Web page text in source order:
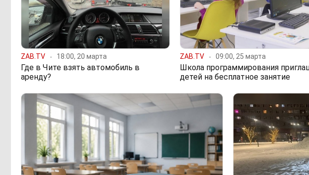
ZAB.TV 18:00, 20 марта
Где в Чите взять автомобиль в
аренду?
ZAB.TV 09:00, 25 марта
Школа программирования
детей на бесплатное занятие